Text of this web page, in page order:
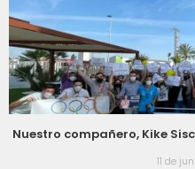
Nuestro compañero, Kike
11 de